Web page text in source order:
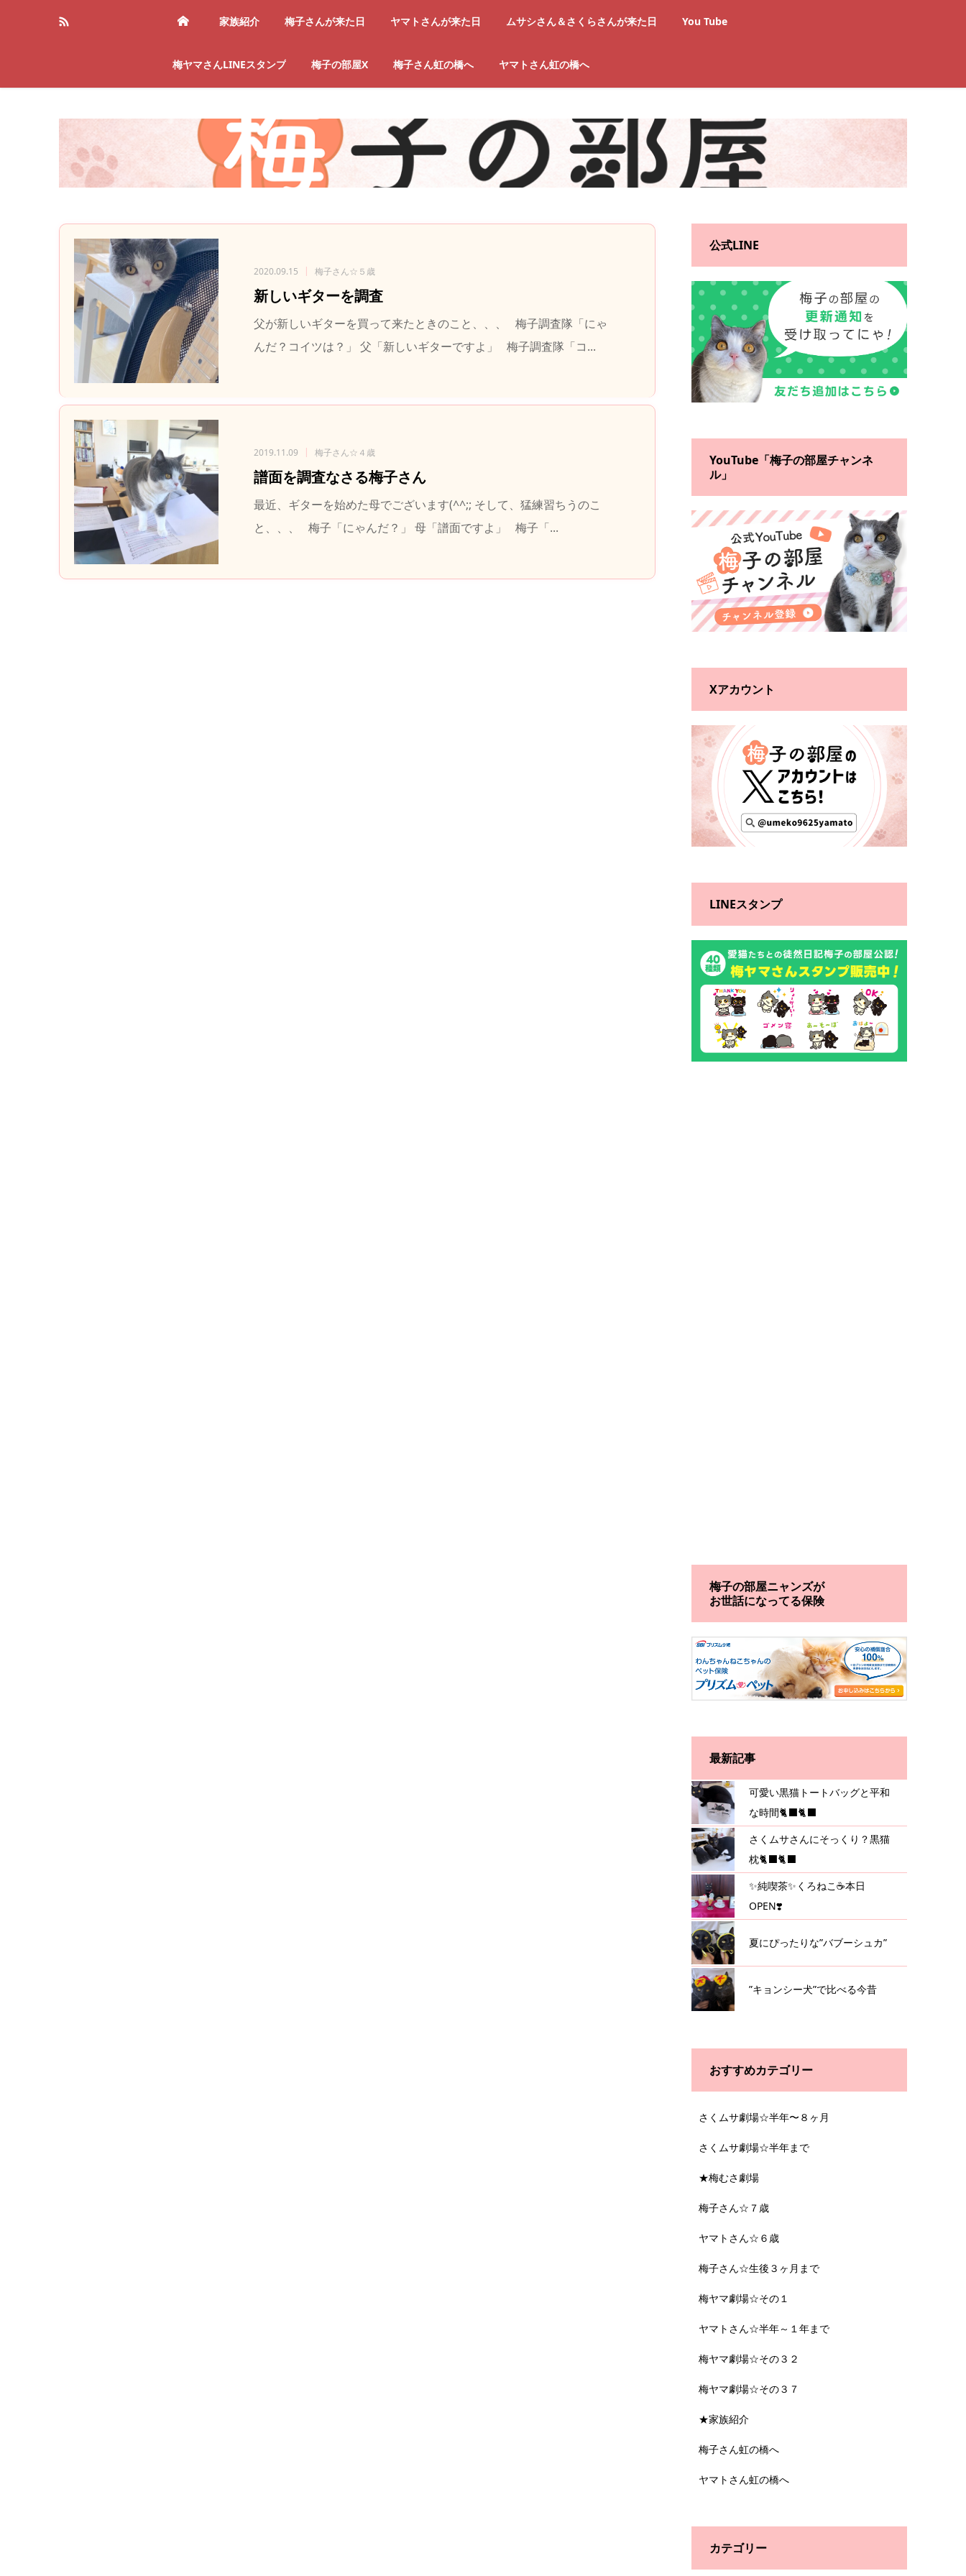
家族紹介 梅子さんが来た日 ヤマトさんが来た日 ムサシさん＆さくらさんが来た日 You Tube
梅ヤマさんLINEスタンプ 梅子の部屋X 梅子さん虹の橋へ ヤマトさん虹の橋へ
2020.09.15 梅子さん☆５歳
新しいギターを調査
父が新しいギターを買って来たときのこと、、、 梅子調査隊「にゃ
んだ？コイツは？」 父「新しいギターですよ」 梅子調査隊「コ...
2019.11.09 梅子さん☆４歳
譜面を調査なさる梅子さん
最近、ギターを始めた母でございます(^^;; そして、猛練習ちうのこ
と、、、 梅子「にゃんだ？」 母「譜面ですよ」 梅子「...
公式LINE
YouTube「梅子の部屋チャンネ
ル」
Xアカウント
LINEスタンプ
梅子の部屋ニャンズが
お世話になってる保険
最新記事
可愛い黒猫トートバッグと平和
な時間🐈‍⬛🐈‍⬛
さくムサさんにそっくり？黒猫
枕🐈‍⬛🐈‍⬛
✨純喫茶✨くろねこ☕️本日
OPEN❣️
夏にぴったりな”バブーシュカ”
”キョンシー犬”で比べる今昔
おすすめカテゴリー
さくムサ劇場☆半年〜８ヶ月
さくムサ劇場☆半年まで
★梅むさ劇場
梅子さん☆７歳
ヤマトさん☆６歳
梅子さん☆生後３ヶ月まで
梅ヤマ劇場☆その１
ヤマトさん☆半年～１年まで
梅ヤマ劇場☆その３２
梅ヤマ劇場☆その３７
★家族紹介
梅子さん虹の橋へ
ヤマトさん虹の橋へ
カテゴリー